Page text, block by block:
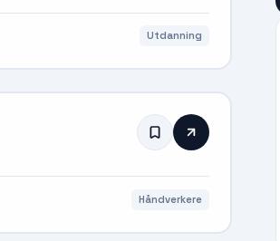
Utdanning
Håndverkere